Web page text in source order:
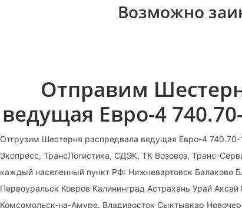
Возможно
Отправим
ведущая Евро-4
Отгрузим Шестерня распредвала ведущая Евро-4
Экспресс, ТрансЛогистика, СДЭК, ТК Возовоз, Транс-
каждый населенный пункт РФ: Нижневартовск Балаково
Первоуральск Ковров Калининград Астрахань Урай
Комсомольск-на-Амуре. Владивосток Сыктывкар